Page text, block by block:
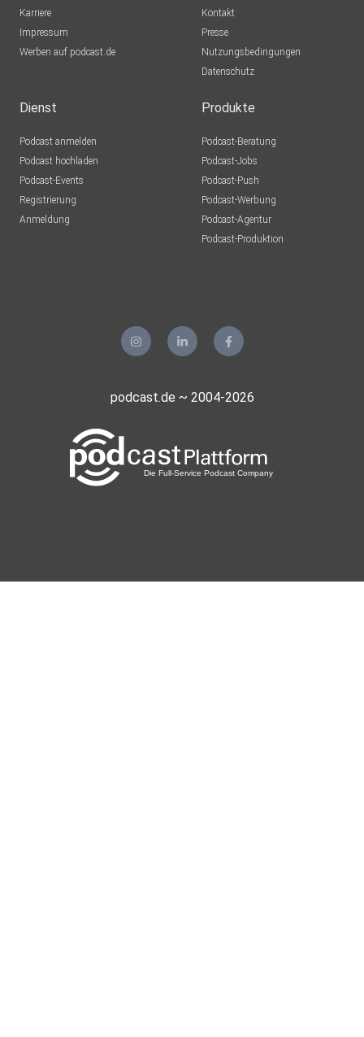
Karriere
Impressum
Werben auf podcast.de
Kontakt
Presse
Nutzungsbedingungen
Datenschutz
Dienst
Podcast anmelden
Podcast hochladen
Podcast-Events
Registrierung
Anmeldung
Produkte
Podcast-Beratung
Podcast-Jobs
Podcast-Push
Podcast-Werbung
Podcast-Agentur
Podcast-Produktion
podcast.de ~ 2004-2026